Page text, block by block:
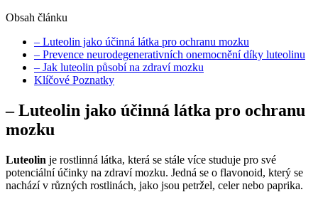
Obsah článku
– Luteolin jako účinná látka pro ochranu mozku
– Prevence neurodegenerativních onemocnění díky luteolinu
– Jak luteolin působí na zdraví mozku
Klíčové Poznatky
– Luteolin jako účinná látka pro ochranu
mozku
Luteolin je rostlinná látka, která se stále více studuje pro své
potenciální účinky na zdraví mozku. Jedná se o flavonoid, který se
nachází v různých rostlinách, jako jsou petržel, celer nebo paprika.